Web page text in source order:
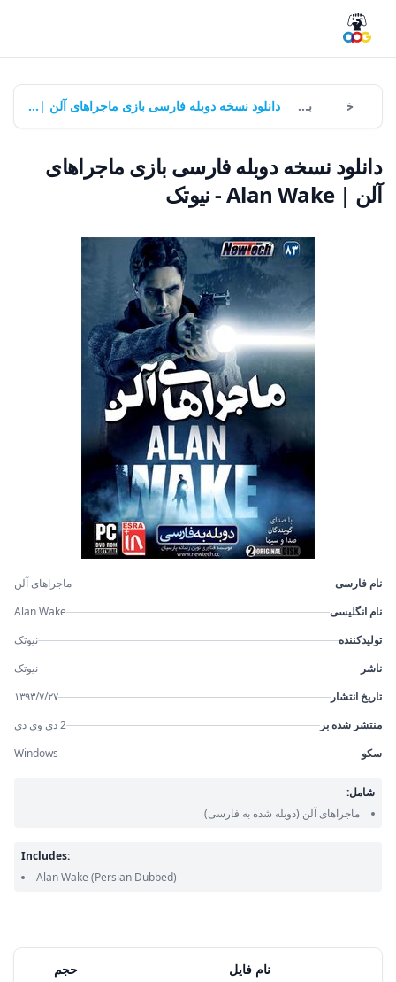
بازی‌ها دانلود نسخه دوبله فارسی بازی ماجراهای آلن | Alan Wake - نیوتک
دانلود نسخه دوبله فارسی بازی ماجراهای
آلن | Alan Wake - نیوتک
نام فایل حجم
نام فارسی
ماجراهای آلن
نام انگلیسی
Alan Wake
تولیدکننده
نیوتک
ناشر
نیوتک
تاریخ انتشار
۱۳۹۳/۷/۲۷
منتشر شده بر
2 دی وی دی
سکو
Windows
شامل:
ماجراهای آلن (دوبله شده به فارسی)
Includes:
Alan Wake (Persian Dubbed)